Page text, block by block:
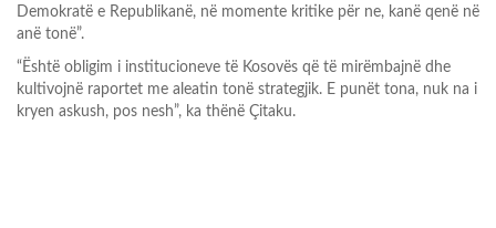
Demokratë e Republikanë, në momente kritike për ne, kanë qenë në
anë tonë”.
“Është obligim i institucioneve të Kosovës që të mirëmbajnë dhe
kultivojnë raportet me aleatin tonë strategjik. E punët tona, nuk na i
kryen askush, pos nesh”, ka thënë Çitaku.